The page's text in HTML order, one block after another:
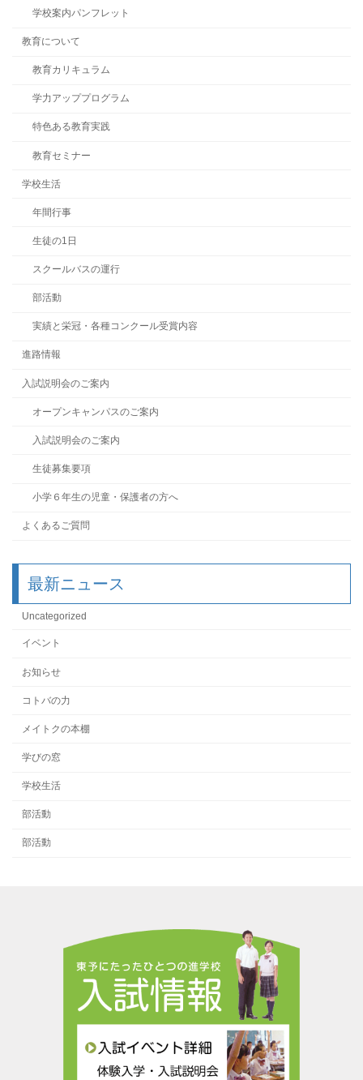
学校案内パンフレット
教育について
教育カリキュラム
学力アッププログラム
特色ある教育実践
教育セミナー
学校生活
年間行事
生徒の1日
スクールバスの運行
部活動
実績と栄冠・各種コンクール受賞内容
進路情報
入試説明会のご案内
オープンキャンパスのご案内
入試説明会のご案内
生徒募集要項
小学６年生の児童・保護者の方へ
よくあるご質問
最新ニュース
Uncategorized
イベント
お知らせ
コトバの力
メイトクの本棚
学びの窓
学校生活
部活動
部活動